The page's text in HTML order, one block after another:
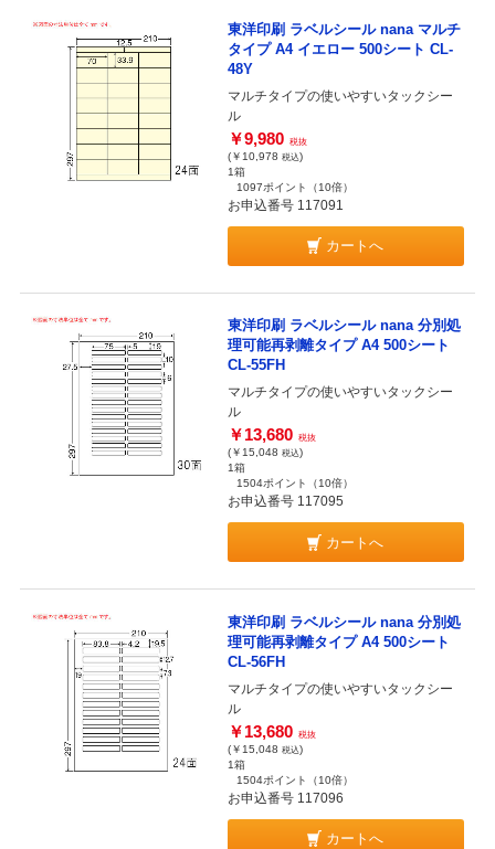
東洋印刷 ラベルシール nana マルチ
タイプ A4 イエロー 500シート CL-
48Y
マルチタイプの使いやすいタックシー
ル
￥9,980 税抜
(￥10,978 税込)
1箱
1097ポイント
（10倍）
お申込番号 117091
カートへ
東洋印刷 ラベルシール nana 分別処
理可能再剥離タイプ A4 500シート
CL-55FH
マルチタイプの使いやすいタックシー
ル
￥13,680 税抜
(￥15,048 税込)
1箱
1504ポイント
（10倍）
お申込番号 117095
カートへ
東洋印刷 ラベルシール nana 分別処
理可能再剥離タイプ A4 500シート
CL-56FH
マルチタイプの使いやすいタックシー
ル
￥13,680 税抜
(￥15,048 税込)
1箱
1504ポイント
（10倍）
お申込番号 117096
カートへ